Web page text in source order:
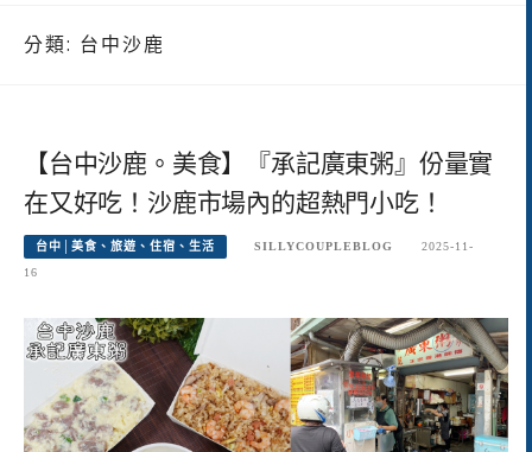
分類: 台中沙鹿
【台中沙鹿。美食】『承記廣東粥』份量實
在又好吃！沙鹿市場內的超熱門小吃！
台中│美食、旅遊、住宿、生活 SILLYCOUPLEBLOG
2025-11-
16